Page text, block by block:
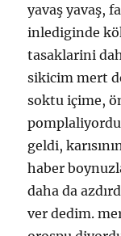
yavaş yavaş,
inlediginde
tasaklarini
sikicim mert
soktu içime,
geldi,
haber
daha da
ver dedim.